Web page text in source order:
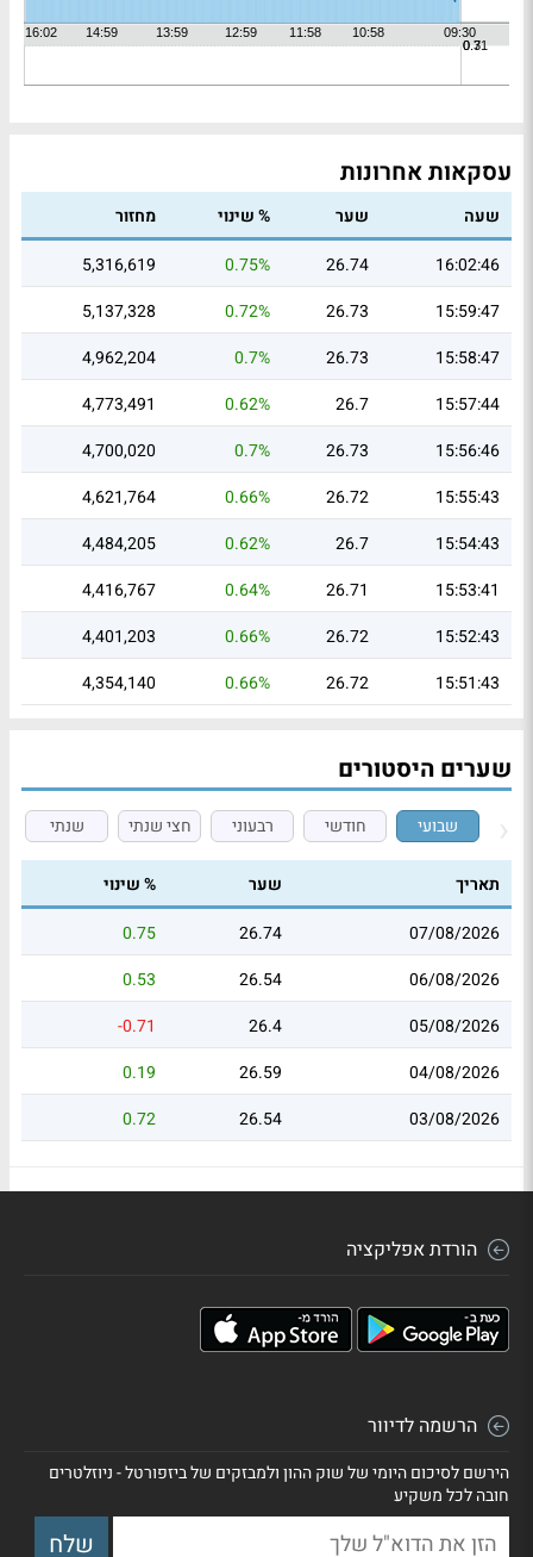
עסקאות אחרונות
שעה שער % שינוי
מחזור
16:02:46
26.74
0.75%
5,316,619
15:59:47
26.73
0.72%
5,137,328
15:58:47
26.73
0.7%
4,962,204
15:57:44
26.7
0.62%
4,773,491
15:56:46
26.73
0.7%
4,700,020
15:55:43
26.72
0.66%
4,621,764
15:54:43
26.7
0.62%
4,484,205
15:53:41
26.71
0.64%
4,416,767
15:52:43
26.72
0.66%
4,401,203
15:51:43
26.72
0.66%
4,354,140
שערים היסטורים
שבועי חודשי רבעוני חצי שנתי שנתי
תאריך שער
% שינוי
07/08/2026
26.74
0.75
06/08/2026
26.54
0.53
05/08/2026
26.4
-0.71
04/08/2026
26.59
0.19
03/08/2026
26.54
0.72
הורדת אפליקציה
הרשמה לדיוור
הירשם לסיכום היומי של שוק ההון ולמבזקים של ביזפורטל - ניוזלטרים
חובה לכל משקיע